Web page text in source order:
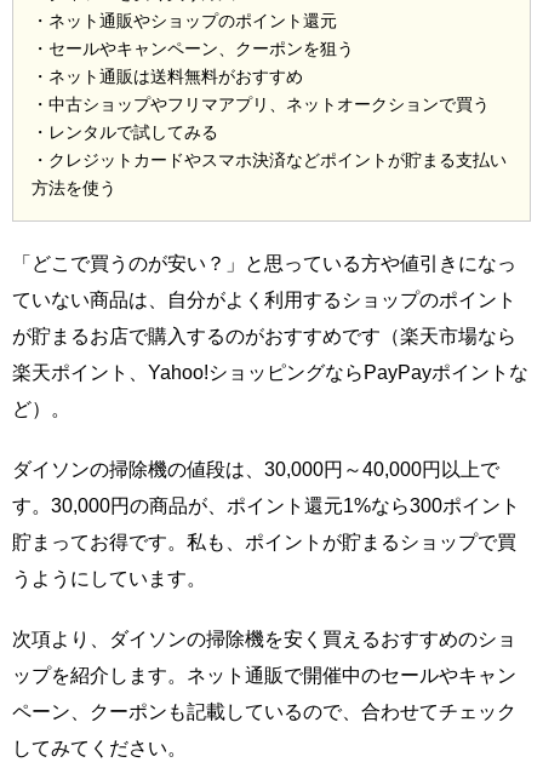
・ネット通販やショップのポイント還元
・セールやキャンペーン、クーポンを狙う
・ネット通販は送料無料がおすすめ
・中古ショップやフリマアプリ、ネットオークションで買う
・レンタルで試してみる
・クレジットカードやスマホ決済などポイントが貯まる支払い
方法を使う
「どこで買うのが安い？」と思っている方や値引きになっ
ていない商品は、自分がよく利用するショップのポイント
が貯まるお店で購入するのがおすすめです（楽天市場なら
楽天ポイント、Yahoo!ショッピングならPayPayポイントな
ど）。
ダイソンの掃除機の値段は、30,000円～40,000円以上で
す。30,000円の商品が、ポイント還元1%なら300ポイント
貯まってお得です。私も、ポイントが貯まるショップで買
うようにしています。
次項より、ダイソンの掃除機を安く買えるおすすめのショ
ップを紹介します。ネット通販で開催中のセールやキャン
ペーン、クーポンも記載しているので、合わせてチェック
してみてください。